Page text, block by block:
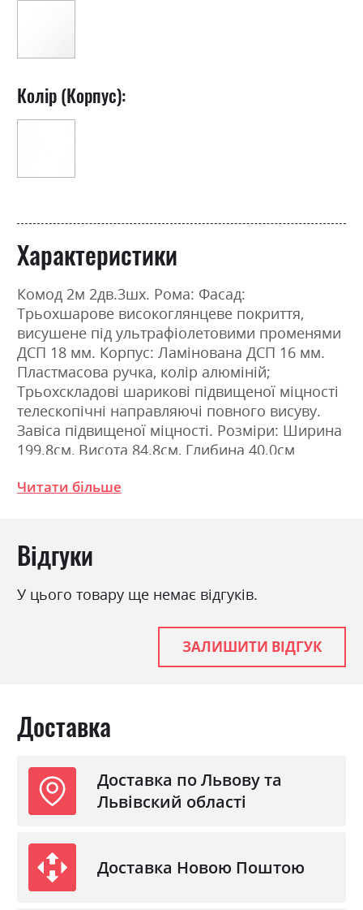
Колір (Корпус):
Характеристики
Комод 2м 2дв.3шх. Рома: Фасад:
Трьохшарове високоглянцеве покриття,
висушене під ультрафіолетовими променями
ДСП 18 мм. Корпус: Ламінована ДСП 16 мм.
Пластмасова ручка, колір алюміній;
Трьохскладові шарикові підвищеної міцності
телескопічні направляючі повного висуву.
Завіса підвищеної міцності. Розміри: Ширина
199.8см, Висота 84.8см, Глибина 40.0см
Колір (Корпус):
Стиль
мінімалізм, модерн
Читати більше
Відгуки
У цього товару ще немає відгуків.
ЗАЛИШИТИ ВІДГУК
Доставка
Доставка по Львову та
Львівский області
Доставка Новою Поштою